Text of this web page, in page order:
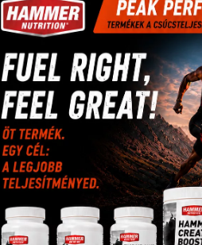
asztalitenisz(130) atlétika(144)autosport
Tímea(240)Bajnokok Ligája(168)
(173)
forma 1(1165) Futball(760)futás
Katinka(186) hungaroring(181)
(138)karate(168)kickbox(204)
(448) Lewis Hamilton(168)magyar
Mercedes(244) motorsport(153)Opel
Világbajnokság
Rendezvény(142)rio
(438)Sportime Magazin(128)
Balázs(126)tenisz(416) táplálkozás
Video(247) világbajnokság(162)
(222)
vívás (174) vízilabda(197)Érdi Mária